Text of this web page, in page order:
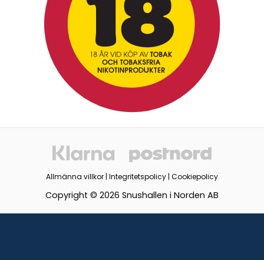
Allmänna villkor | Integritetspolicy | Cookiepolicy
Copyright © 2026 Snushallen i Norden AB